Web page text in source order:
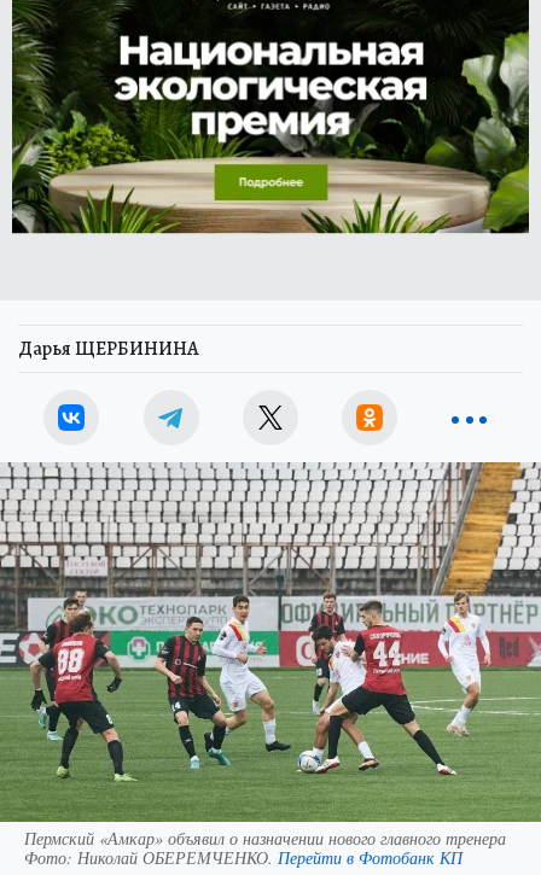
Дарья ЩЕРБИНИНА
Пермский «Амкар» объявил о назначении нового главного тренера
Фото: Николай ОБЕРЕМЧЕНКО. Перейти в Фотобанк КП